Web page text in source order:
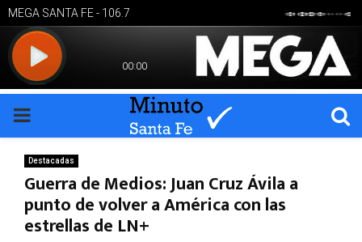
PRIMARY
MENU
Destacadas
Guerra de Medios: Juan Cruz Ávila a
punto de volver a América con las
estrellas de LN+